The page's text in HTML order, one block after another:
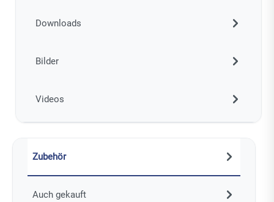
Downloads
Bilder
Videos
Zubehör
Auch gekauft